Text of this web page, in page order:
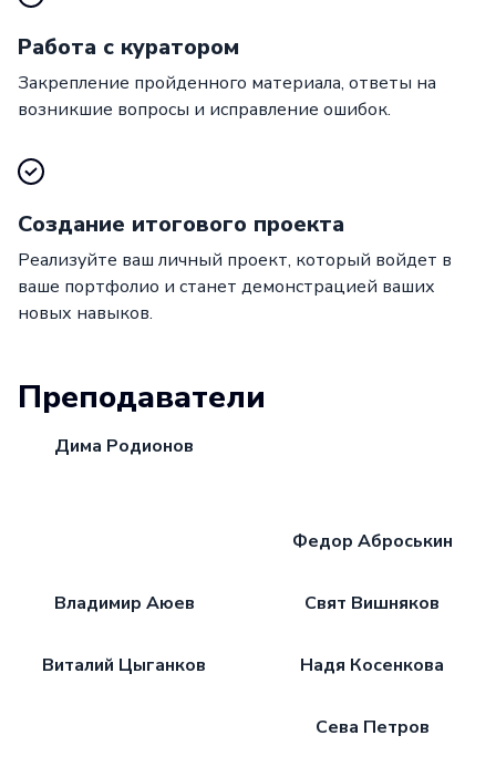
Работа с куратором
Закрепление пройденного материала, ответы на
возникшие вопросы и исправление ошибок.
Создание итогового проекта
Реализуйте ваш личный проект, который войдет в
ваше портфолио и станет демонстрацией ваших
новых навыков.
Преподаватели
Дима Родионов
Федор Аброськин
Владимир Аюев Свят Вишняков
Виталий Цыганков Надя Косенкова
Сева Петров